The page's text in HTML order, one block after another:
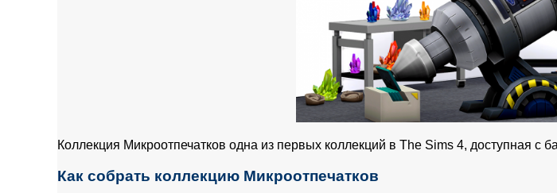
Коллекция Микроотпечатков одна из первых коллекций в The Sims 4, доступная
Как собрать коллекцию Микроотпечатков